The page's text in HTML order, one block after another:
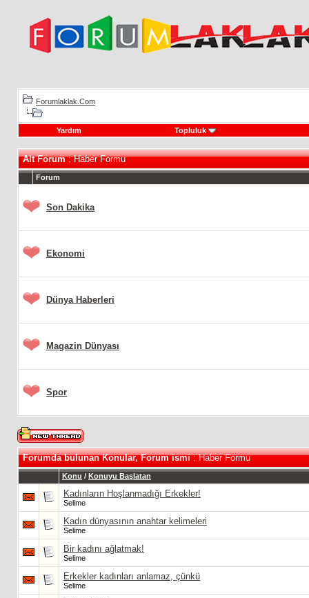
Forumlaklak.Com
Yardım Topluluk
Alt Forum: Haber Formu
Forum
Son Dakika
Ekonomi
Dünya Haberleri
Magazin Dünyası
Spor
Forumda bulunan Konular, Forum ismi: Haber Formu
Konu / Konuyu Başlatan
Kadınların Hoşlanmadığı Erkekler!
Selime
Kadın dünyasının anahtar kelimeleri
Selime
Bir kadını ağlatmak!
Selime
Erkekler kadınları anlamaz, çünkü
Selime